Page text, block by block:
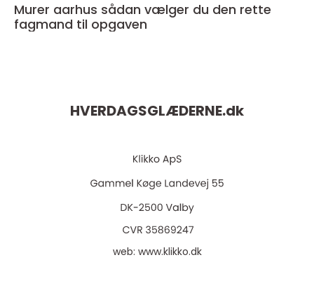
Murer aarhus sådan vælger du den rette
fagmand til opgaven
HVERDAGSGLÆDERNE.dk
web: www.klikko.dk